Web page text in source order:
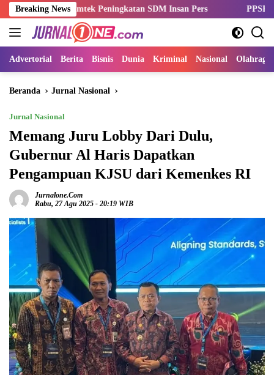
Langsung
ke
konten
Breaking News
Bimtek Peningkatan SDM Insan Pers PPSPI Kukuhkan
Advertorial Berita Bisnis Dunia Kriminal Nasional Olahraga
Beranda Jurnal Nasional
Jurnal Nasional
Memang Juru Lobby Dari Dulu,
Gubernur Al Haris Dapatkan
Pengampuan KJSU dari Kemenkes RI
Jurnalone.com
Rabu, 27 Agu 2025 - 20:19 WIB